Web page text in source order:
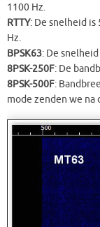
1100 Hz.
RTTY: De snelheid is
Hz.
BPSK63: De
8PSK-250F: De
8PSK-500F:
mode zenden we na